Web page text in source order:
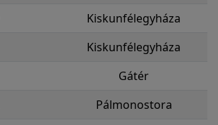
Kiskunfélegyháza
Kiskunfélegyháza
Gátér
Pálmonostora